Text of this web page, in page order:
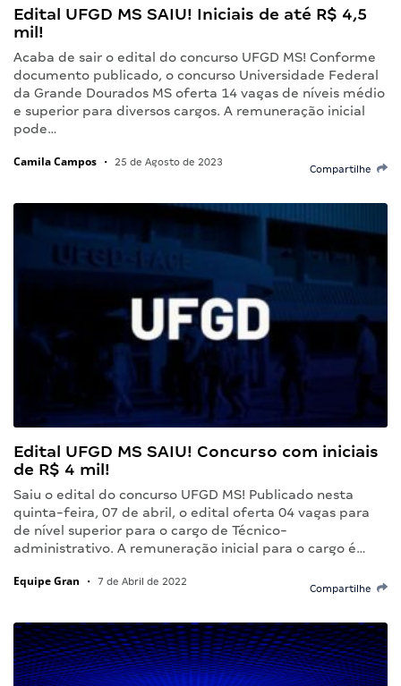
Edital UFGD MS SAIU! Iniciais de até R$ 4,5
mil!
Acaba de sair o edital do concurso UFGD MS! Conforme
documento publicado, o concurso Universidade Federal
da Grande Dourados MS oferta 14 vagas de níveis médio
e superior para diversos cargos. A remuneração inicial
pode…
Camila Campos • 25 de Agosto de 2023
Compartilhe
Edital UFGD MS SAIU! Concurso com iniciais
de R$ 4 mil!
Saiu o edital do concurso UFGD MS! Publicado nesta
quinta-feira, 07 de abril, o edital oferta 04 vagas para
de nível superior para o cargo de Técnico-
administrativo. A remuneração inicial para o cargo é…
Equipe Gran • 7 de Abril de 2022
Compartilhe